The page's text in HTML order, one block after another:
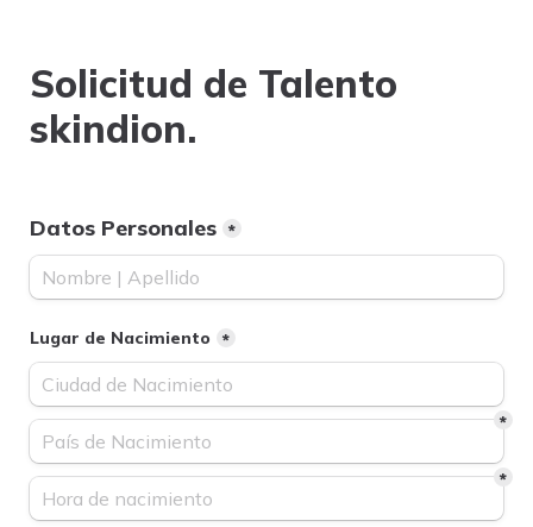
Solicitud de Talento
skindion.
Datos Personales *
Lugar de Nacimiento *
*
*